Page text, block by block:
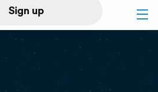
Sign up
Log in